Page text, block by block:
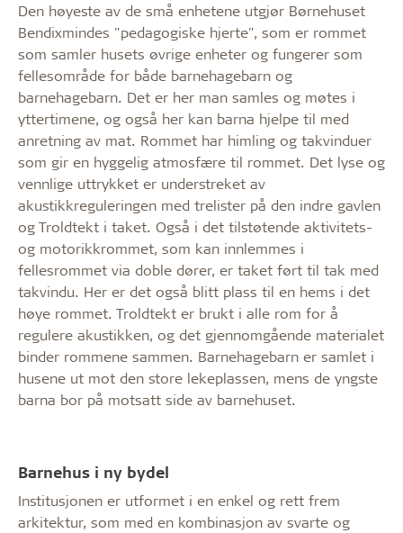
Den høyeste av de små enhetene utgjør Børnehuset
Bendixmindes "pedagogiske hjerte", som er rommet
som samler husets øvrige enheter og fungerer som
fellesområde for både barnehagebarn og
barnehagebarn. Det er her man samles og møtes i
yttertimene, og også her kan barna hjelpe til med
anretning av mat. Rommet har himling og takvinduer
som gir en hyggelig atmosfære til rommet. Det lyse og
vennlige uttrykket er understreket av
akustikkreguleringen med trelister på den indre gavlen
og Troldtekt i taket. Også i det tilstøtende aktivitets-
og motorikkrommet, som kan innlemmes i
fellesrommet via doble dører, er taket ført til tak med
takvindu. Her er det også blitt plass til en hems i det
høye rommet. Troldtekt er brukt i alle rom for å
regulere akustikken, og det gjennomgående materialet
binder rommene sammen. Barnehagebarn er samlet i
husene ut mot den store lekeplassen, mens de yngste
barna bor på motsatt side av barnehuset.
Barnehus i ny bydel
Institusjonen er utformet i en enkel og rett frem
arkitektur, som med en kombinasjon av svarte og